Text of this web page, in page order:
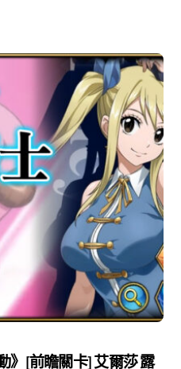
》[前瞻關卡] 艾爾莎 露